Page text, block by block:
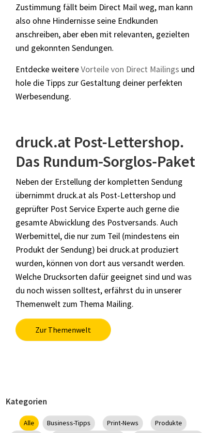
Zustimmung fällt beim Direct Mail weg, man kann
also ohne Hindernisse seine Endkunden
anschreiben, aber eben mit relevanten, gezielten
und gekonnten Sendungen.
Entdecke weitereVorteile von Direct Mailings und
hole die Tipps zur Gestaltung deiner perfekten
Werbesendung.
druck.at Post-Lettershop.
Das Rundum-Sorglos-Paket
Neben der Erstellung der kompletten Sendung
übernimmt druck.at als Post-Lettershop und
geprüfter Post Service Experte auch gerne die
gesamte Abwicklung des Postversands. Auch
Werbemittel, die nur zum Teil (mindestens ein
Produkt der Sendung) bei druck.at produziert
wurden, können von dort aus versandt werden.
Welche Drucksorten dafür geeignet sind und was
du noch wissen solltest, erfährst du in unserer
Themenwelt zum Thema Mailing.
Zur Themenwelt
Kategorien
Alle Business-Tipps Print-News
Produkte